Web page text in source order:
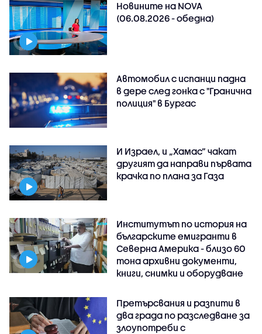
Новините на NOVA
(06.08.2026 - обедна)
Автомобил с испанци падна
в дере след гонка с "Гранична
полиция" в Бургас
И Израел, и „Хамас“ чакат
другият да направи първата
крачка по плана за Газа
Институтът по история на
българските емигранти в
Северна Америка - близо 60
тона архивни документи,
книги, снимки и оборудване
Претърсвания и разпити в
два града по разследване за
злоупотреби с